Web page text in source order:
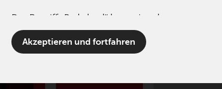
Der Begriff „Redwheel“ kann ein oder
mehrere Unternehmen der Marke Redwheel
umfassen, einschließlich RWC und RWC Asset
Management LLP, die jeweils von der
Akzeptieren und fortfahren